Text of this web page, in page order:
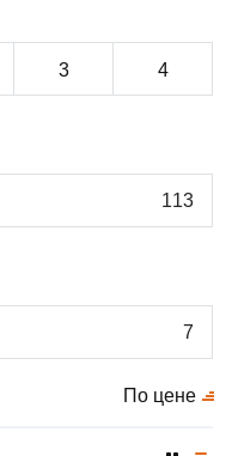
3 4
По цене